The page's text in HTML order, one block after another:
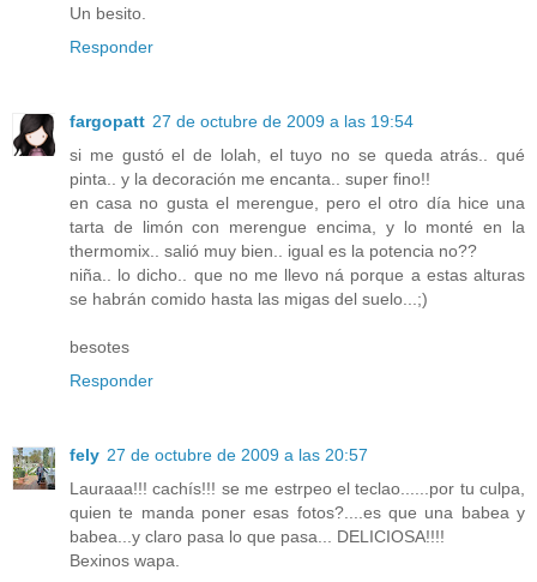
Un besito.
Responder
fargopatt 27 de octubre de 2009 a las 19:54
si me gustó el de lolah, el tuyo no se queda atrás.. qué
pinta.. y la decoración me encanta.. super fino!!
en casa no gusta el merengue, pero el otro día hice una
tarta de limón con merengue encima, y lo monté en la
thermomix.. salió muy bien.. igual es la potencia no??
niña.. lo dicho.. que no me llevo ná porque a estas alturas
se habrán comido hasta las migas del suelo...;)
besotes
Responder
fely 27 de octubre de 2009 a las 20:57
Lauraaa!!! cachís!!! se me estrpeo el teclao......por tu culpa,
quien te manda poner esas fotos?....es que una babea y
babea...y claro pasa lo que pasa... DELICIOSA!!!!
Bexinos wapa.